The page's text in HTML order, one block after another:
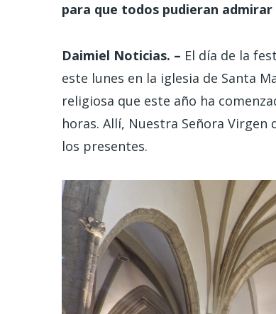
para que todos pudieran
Daimiel Noticias. – El día de la
este lunes en la iglesia de Santa
religiosa que este año ha
horas. Allí, Nuestra Señora Virgen
los presentes.